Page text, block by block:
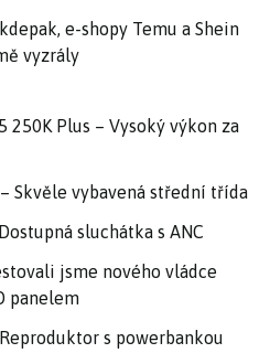
e-shopy Temu a Shein
vyzrály
250K Plus – Vysoký výkon za
Skvěle vybavená střední třída
sluchátka s ANC
jsme nového vládce
panelem
s powerbankou